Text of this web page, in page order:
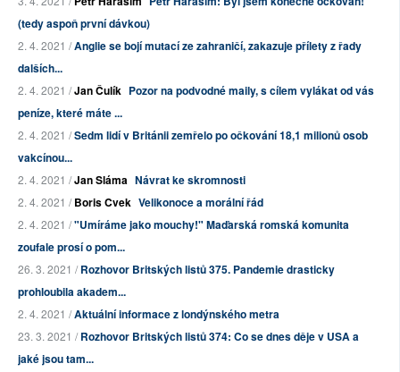
(tedy aspoň první dávkou)
2. 4. 2021 /Anglie se bojí mutací ze zahraničí, zakazuje přílety z řady
dalších...
2. 4. 2021 /Jan Čulík Pozor na podvodné maily, s cílem vylákat od vás
peníze, které máte ...
2. 4. 2021 /Sedm lidí v Británii zemřelo po očkování 18,1 milionů osob
vakcínou...
2. 4. 2021 /Jan Sláma Návrat ke skromnosti
2. 4. 2021 /Boris Cvek Velikonoce a morální řád
2. 4. 2021 /"Umíráme jako mouchy!" Maďarská romská komunita
zoufale prosí o pom...
26. 3. 2021 /Rozhovor Britských listů 375. Pandemie drasticky
prohloubila akadem...
2. 4. 2021 /Aktuální informace z londýnského metra
23. 3. 2021 /Rozhovor Britských listů 374: Co se dnes děje v USA a
jaké jsou tam...